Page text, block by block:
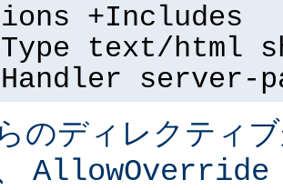
+Includes
text/html
server-
のディレクティ
AllowOverride